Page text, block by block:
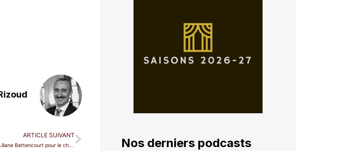
ARTICLE SUIVANT
La Maîtrise de Toulouse, 27e Prix Liliane Bettencourt pour le chant choral Nos derniers podcasts